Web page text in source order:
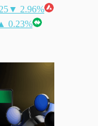
▼ 2.96%
0.23%